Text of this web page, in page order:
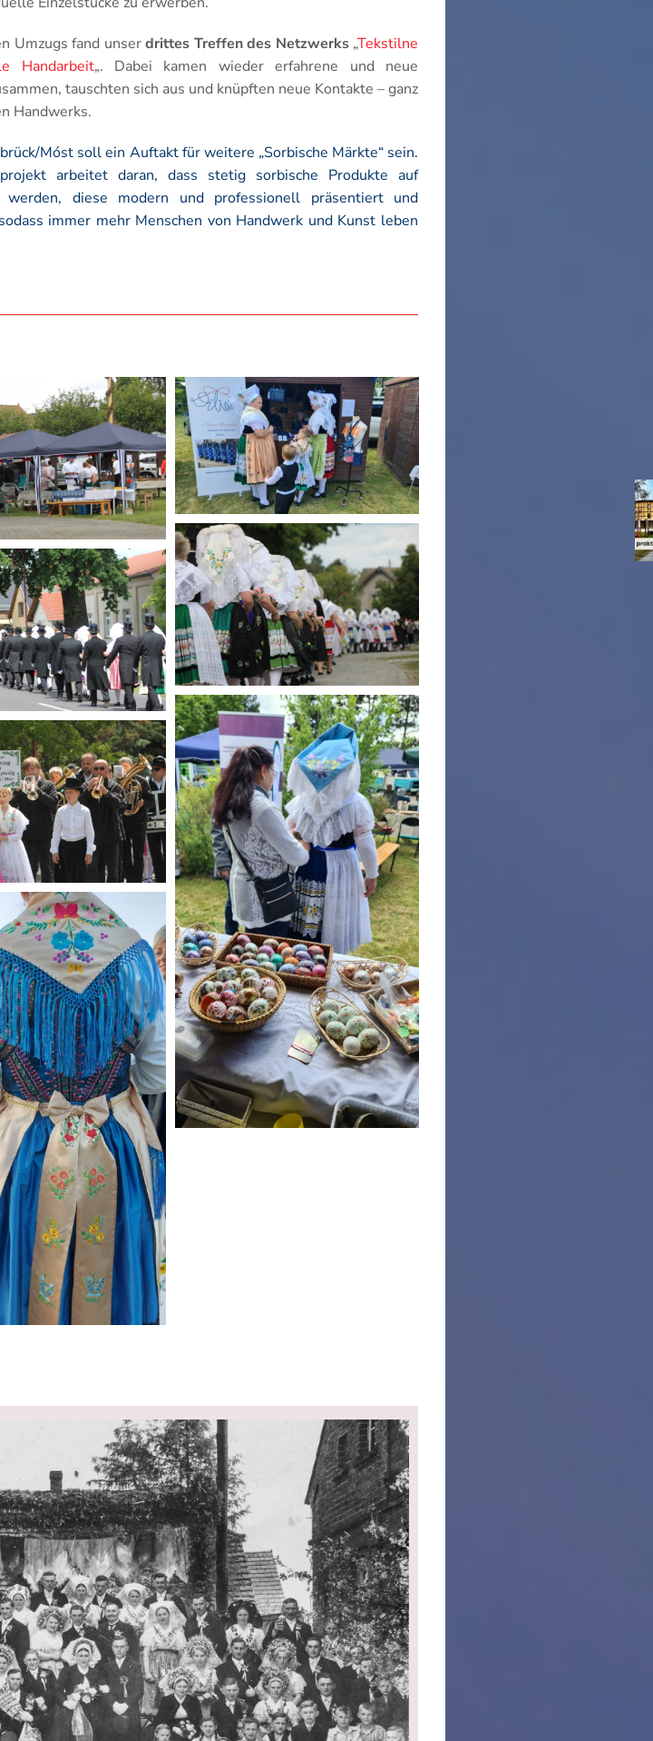
Umzugs fand unserdrittes Treffen des Netzwerks „Tekstilne
Handarbeit„. Dabei kamen wieder erfahrene und neue
tauschten sich aus und knüpften neue Kontakte – ganz
Handwerks.
Móst soll ein Auftakt für weitere „Sorbische Märkte“ sein.
arbeitet daran, dass stetig sorbische Produkte auf
werden, diese modern und professionell präsentiert und
immer mehr Menschen von Handwerk und Kunst leben